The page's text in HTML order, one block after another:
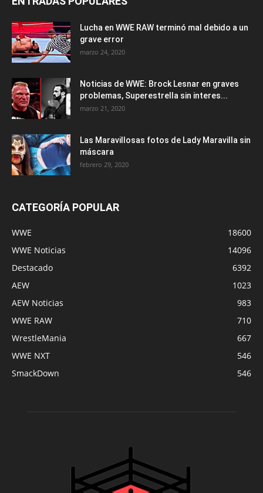
Lucha en WWE RAW terminó mal debido a un
grave error
marzo 24, 2020
Noticias de WWE: Brock Lesnar en graves
problemas, Superestrella sin interes...
marzo 21, 2020
Las Maravillosas fotos de Lady Maravilla sin
máscara
febrero 29, 2020
CATEGORÍA POPULAR
WWE
18600
WWE Noticias
14096
Destacado
6392
AEW
1023
AEW Noticias
983
WWE RAW
710
WrestleMania
667
WWE NXT
546
SmackDown
546